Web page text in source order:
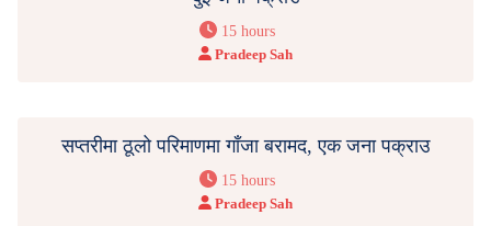
15 hours
Pradeep Sah
सप्तरीमा ठूलो परिमाणमा गाँजा बरामद, एक जना पक्राउ
15 hours
Pradeep Sah